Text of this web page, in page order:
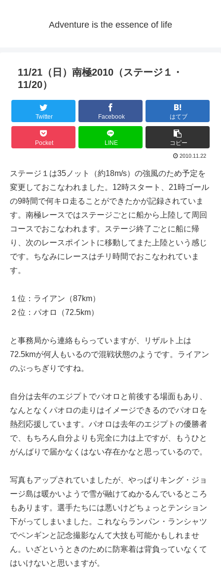
Adventure is the essence of life
11/21（日）南極2010（ステージ１・
11/20）
Twitter Facebook はてブ
Pocket LINE コピー
2010.11.22
ステージ１は35ノット（約18m/s）の強風のため予定を
変更しておこなわれました。12時スタート、21時ゴール
の9時間で何キロ走ることができたかが記録されていま
す。南極レースではステージごとに船から上陸して周回
コースでおこなわれます。ステージ終了ごとに船に帰
り、次のレースポイントに移動してまた上陸という感じ
です。ちなみにレースはチリ時間でおこなわれていま
す。
１位：ライアン（87km）
２位：パオロ（72.5km）
と事務局から連絡もらっていますが、リザルト上は
72.5kmが何人もいるので混戦状態のようです。ライアン
のぶっちぎりですね。
自分は去年のエジプトでパオロと前後する場面もあり、
なんとなくパオロの走りはイメージできるのでパオロを
熱烈応援しています。パオロは去年のエジプトの優勝者
で、もちろん自分よりも完全に力は上ですが、もうひと
がんばりで届かなくはない存在かなと思っているので。
写真もアップされていましたが、やっぱりキング・ジョ
ージ島は暖かいようで雪が融けてぬかるんでいるところ
もあります。選手たちには悪いけどちょっとテンション
下がってしまいました。これならランパン・ランシャツ
でペンギンと記念撮影なんて大技も可能かもしれませ
ん。いざというときのために防寒着は背負っていなくて
はいけないと思いますが。